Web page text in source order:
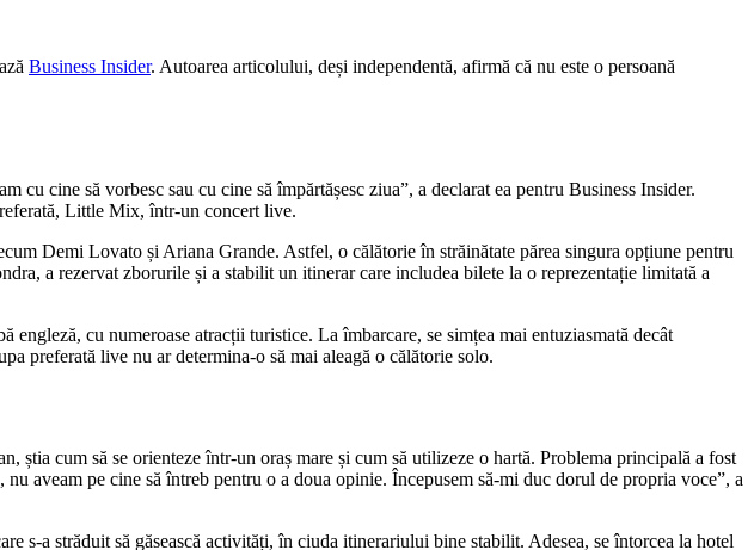
Business Insider. Autoarea articolului, deși independentă, afirmă că nu este o persoană
cine să vorbesc sau cu cine să împărtășesc ziua”, a declarat ea pentru Business Insider.
Little Mix, într-un concert live.
Demi Lovato și Ariana Grande. Astfel, o călătorie în străinătate părea singura opțiune pentru
a rezervat zborurile și a stabilit un itinerar care includea bilete la o reprezentație limitată a
cu numeroase atracții turistice. La îmbarcare, se simțea mai entuziasmată decât
preferată live nu ar determina-o să mai aleagă o călătorie solo.
cum să se orienteze într-un oraș mare și cum să utilizeze o hartă. Problema principală a fost
aveam pe cine să întreb pentru o a doua opinie. Începusem să-mi duc dorul de propria voce”, a
s-a străduit să găsească activități, în ciuda itinerariului bine stabilit. Adesea, se întorcea la hotel